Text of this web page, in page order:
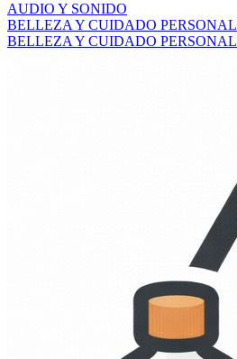
AUDIO Y SONIDO
BELLEZA Y CUIDADO PERSONAL
BELLEZA Y CUIDADO PERSONAL